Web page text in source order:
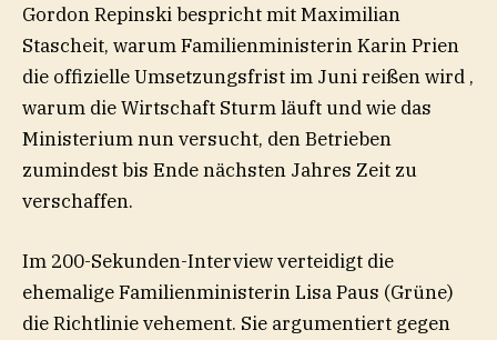
Gordon Repinski bespricht mit Maximilian
Stascheit, warum Familienministerin Karin Prien
die offizielle Umsetzungsfrist im Juni reißen wird ,
warum die Wirtschaft Sturm läuft und wie das
Ministerium nun versucht, den Betrieben
zumindest bis Ende nächsten Jahres Zeit zu
verschaffen.
Im 200-Sekunden-Interview verteidigt die
ehemalige Familienministerin Lisa Paus (Grüne)
die Richtlinie vehement. Sie argumentiert gegen